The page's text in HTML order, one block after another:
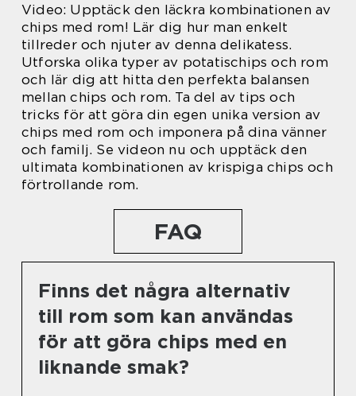
Video: Upptäck den läckra kombinationen av
chips med rom! Lär dig hur man enkelt
tillreder och njuter av denna delikatess.
Utforska olika typer av potatischips och rom
och lär dig att hitta den perfekta balansen
mellan chips och rom. Ta del av tips och
tricks för att göra din egen unika version av
chips med rom och imponera på dina vänner
och familj. Se videon nu och upptäck den
ultimata kombinationen av krispiga chips och
förtrollande rom.
FAQ
Finns det några alternativ
till rom som kan användas
för att göra chips med en
liknande smak?